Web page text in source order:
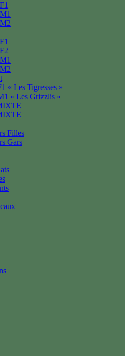
« Les Tigresses »
« Les Grizzlis »
Filles
Gars